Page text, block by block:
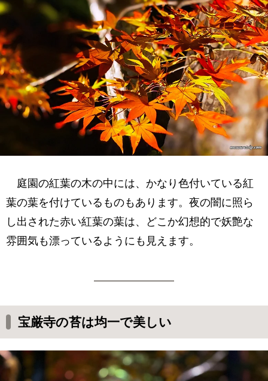
庭園の紅葉の木の中には、かなり色付いている紅
葉の葉を付けているものもあります。夜の闇に照ら
し出された赤い紅葉の葉は、どこか幻想的で妖艶な
雰囲気も漂っているようにも見えます。
宝厳寺の苔は均一で美しい